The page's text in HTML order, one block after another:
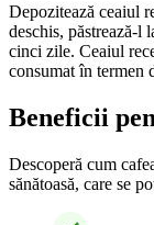
Depozitează ceaiul
deschis, păstrează-l
cinci zile. Ceaiul
consumat în termen
Beneficii
Descoperă cum
sănătoasă, care se